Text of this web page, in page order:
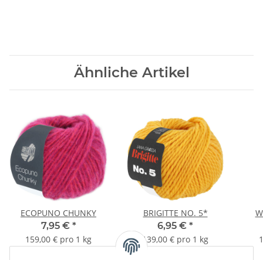
Ähnliche Artikel
ECOPUNO CHUNKY
7,95 € *
159,00 € pro 1 kg
BRIGITTE NO. 5*
6,95 € *
139,00 € pro 1 kg